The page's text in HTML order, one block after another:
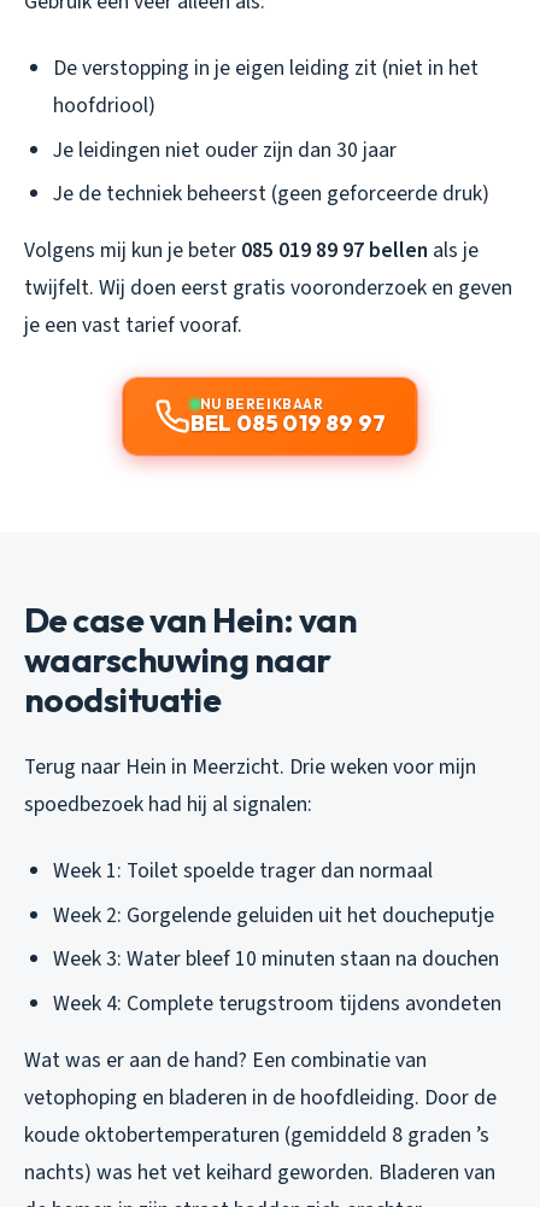
De verstopping in je eigen leiding zit (niet in het
hoofdriool)
Je leidingen niet ouder zijn dan 30 jaar
Je de techniek beheerst (geen geforceerde druk)
Volgens mij kun je beter 085 019 89 97 bellen als je
twijfelt. Wij doen eerst gratis vooronderzoek en geven
je een vast tarief vooraf.
NU BEREIKBAAR
BEL 085 019 89 97
De case van Hein: van
waarschuwing naar
noodsituatie
Terug naar Hein in Meerzicht. Drie weken voor mijn
spoedbezoek had hij al signalen:
Week 1: Toilet spoelde trager dan normaal
Week 2: Gorgelende geluiden uit het doucheputje
Week 3: Water bleef 10 minuten staan na douchen
Week 4: Complete terugstroom tijdens avondeten
Wat was er aan de hand? Een combinatie van
vetophoping en bladeren in de hoofdleiding. Door de
koude oktobertemperaturen (gemiddeld 8 graden ’s
nachts) was het vet keihard geworden. Bladeren van